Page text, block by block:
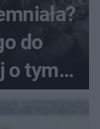
do
o tym